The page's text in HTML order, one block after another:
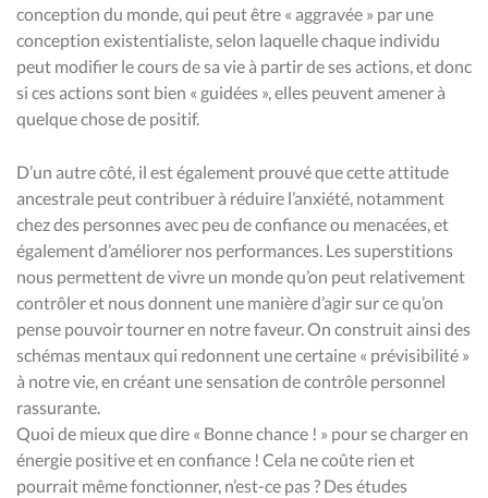
conception du monde, qui peut être « aggravée » par une
conception existentialiste, selon laquelle chaque individu
peut modifier le cours de sa vie à partir de ses actions, et donc
si ces actions sont bien « guidées », elles peuvent amener à
quelque chose de positif.
D’un autre côté, il est également prouvé que cette attitude
ancestrale peut contribuer à réduire l’anxiété, notamment
chez des personnes avec peu de confiance ou menacées, et
également d’améliorer nos performances. Les superstitions
nous permettent de vivre un monde qu’on peut relativement
contrôler et nous donnent une manière d’agir sur ce qu’on
pense pouvoir tourner en notre faveur. On construit ainsi des
schémas mentaux qui redonnent une certaine « prévisibilité »
à notre vie, en créant une sensation de contrôle personnel
rassurante.
Quoi de mieux que dire « Bonne chance ! » pour se charger en
énergie positive et en confiance ! Cela ne coûte rien et
pourrait même fonctionner, n’est-ce pas ? Des études